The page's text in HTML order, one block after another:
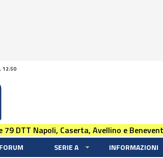
12:50
DTT Napoli, Caserta, Avellino e
FORUM SERIE A INFORMAZIONI